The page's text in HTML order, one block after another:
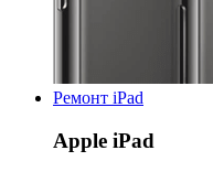
Ремонт iPad
Apple iPad